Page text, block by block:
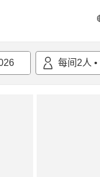
每间 2人 •